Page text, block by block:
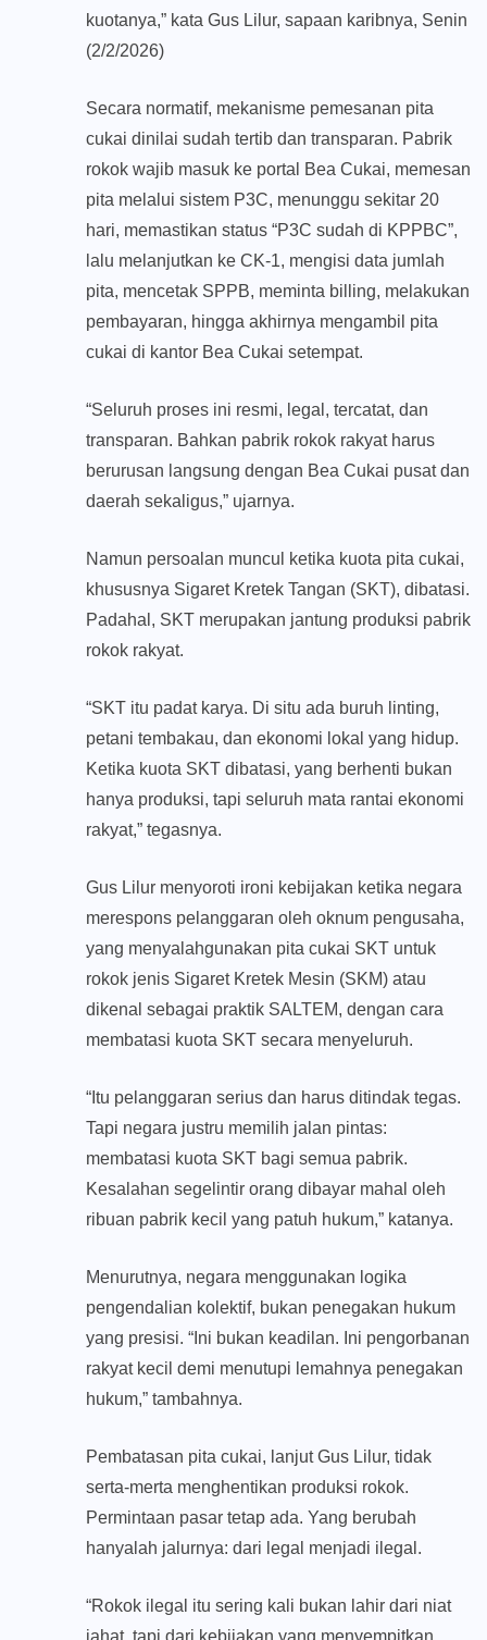
kuotanya,” kata Gus Lilur, sapaan karibnya, Senin
(2/2/2026)
Secara normatif, mekanisme pemesanan pita
cukai dinilai sudah tertib dan transparan. Pabrik
rokok wajib masuk ke portal Bea Cukai, memesan
pita melalui sistem P3C, menunggu sekitar 20
hari, memastikan status “P3C sudah di KPPBC”,
lalu melanjutkan ke CK-1, mengisi data jumlah
pita, mencetak SPPB, meminta billing, melakukan
pembayaran, hingga akhirnya mengambil pita
cukai di kantor Bea Cukai setempat.
“Seluruh proses ini resmi, legal, tercatat, dan
transparan. Bahkan pabrik rokok rakyat harus
berurusan langsung dengan Bea Cukai pusat dan
daerah sekaligus,” ujarnya.
Namun persoalan muncul ketika kuota pita cukai,
khususnya Sigaret Kretek Tangan (SKT), dibatasi.
Padahal, SKT merupakan jantung produksi pabrik
rokok rakyat.
“SKT itu padat karya. Di situ ada buruh linting,
petani tembakau, dan ekonomi lokal yang hidup.
Ketika kuota SKT dibatasi, yang berhenti bukan
hanya produksi, tapi seluruh mata rantai ekonomi
rakyat,” tegasnya.
Gus Lilur menyoroti ironi kebijakan ketika negara
merespons pelanggaran oleh oknum pengusaha,
yang menyalahgunakan pita cukai SKT untuk
rokok jenis Sigaret Kretek Mesin (SKM) atau
dikenal sebagai praktik SALTEM, dengan cara
membatasi kuota SKT secara menyeluruh.
“Itu pelanggaran serius dan harus ditindak tegas.
Tapi negara justru memilih jalan pintas:
membatasi kuota SKT bagi semua pabrik.
Kesalahan segelintir orang dibayar mahal oleh
ribuan pabrik kecil yang patuh hukum,” katanya.
Menurutnya, negara menggunakan logika
pengendalian kolektif, bukan penegakan hukum
yang presisi. “Ini bukan keadilan. Ini pengorbanan
rakyat kecil demi menutupi lemahnya penegakan
hukum,” tambahnya.
Pembatasan pita cukai, lanjut Gus Lilur, tidak
serta-merta menghentikan produksi rokok.
Permintaan pasar tetap ada. Yang berubah
hanyalah jalurnya: dari legal menjadi ilegal.
“Rokok ilegal itu sering kali bukan lahir dari niat
jahat, tapi dari kebijakan yang menyempitkan